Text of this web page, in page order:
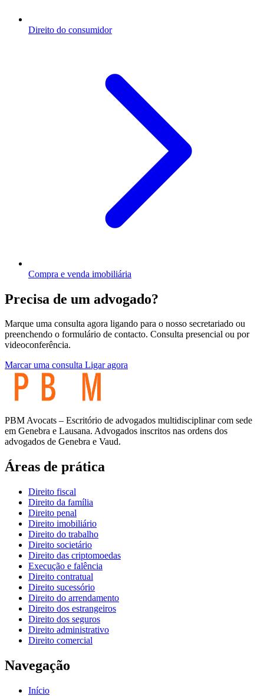
Direito do consumidor
Compra e venda imobiliária
Precisa de um advogado?
Marque uma consulta agora ligando para o nosso secretariado ou
preenchendo o formulário de contacto. Consulta presencial ou por
videoconferência.
Marcar uma consulta Ligar agora
PBM Avocats – Escritório de advogados multidisciplinar com sede
em Genebra e Lausana. Advogados inscritos nas ordens dos
advogados de Genebra e Vaud.
Áreas de prática
Direito fiscal
Direito da família
Direito penal
Direito imobiliário
Direito do trabalho
Direito societário
Direito das criptomoedas
Execução e falência
Direito contratual
Direito sucessório
Direito do arrendamento
Direito dos estrangeiros
Direito dos seguros
Direito administrativo
Direito comercial
Navegação
Início